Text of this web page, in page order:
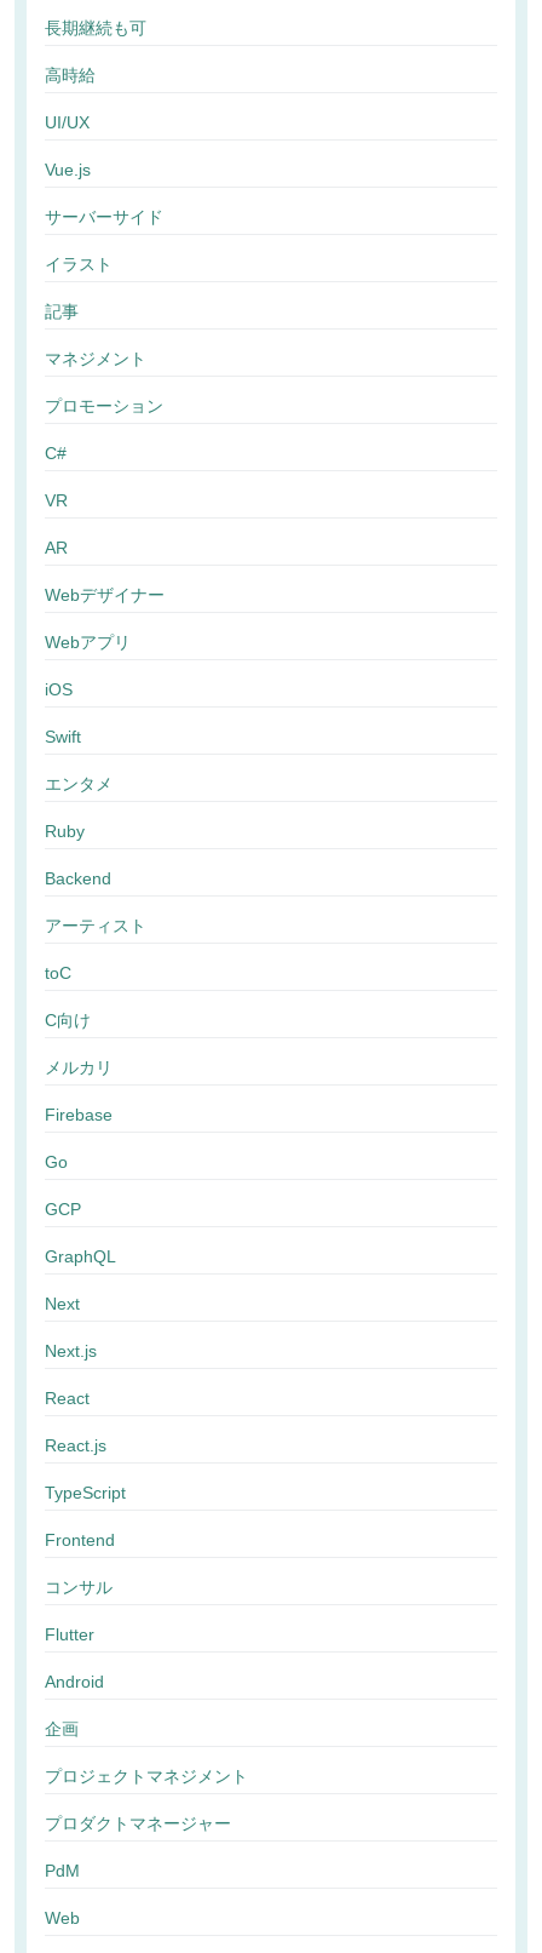
長期継続も可
高時給
UI/UX
Vue.js
サーバーサイド
イラスト
記事
マネジメント
プロモーション
C#
VR
AR
Webデザイナー
Webアプリ
iOS
Swift
エンタメ
Ruby
Backend
アーティスト
toC
C向け
メルカリ
Firebase
Go
GCP
GraphQL
Next
Next.js
React
React.js
TypeScript
Frontend
コンサル
Flutter
Android
企画
プロジェクトマネジメント
プロダクトマネージャー
PdM
Web